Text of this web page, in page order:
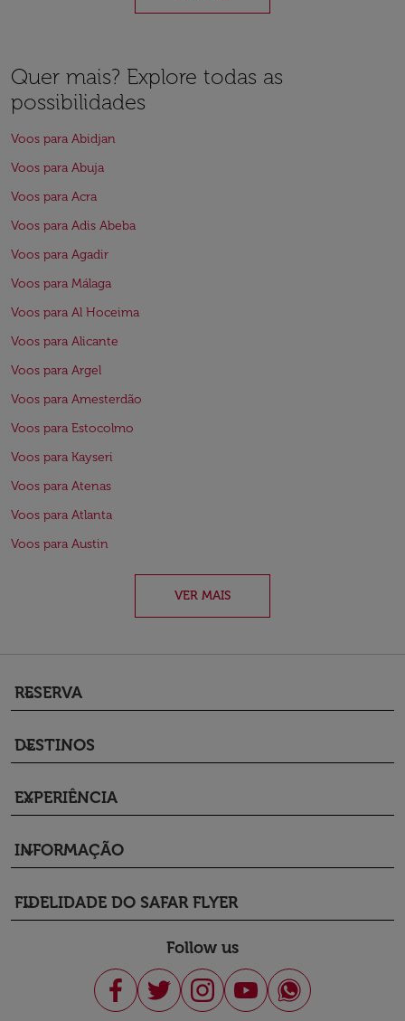
Quer mais? Explore todas as
possibilidades
Voos para Abidjan
Voos para Abuja
Voos para Acra
Voos para Adis Abeba
Voos para Agadir
Voos para Málaga
Voos para Al Hoceima
Voos para Alicante
Voos para Argel
Voos para Amesterdão
Voos para Estocolmo
Voos para Kayseri
Voos para Atenas
Voos para Atlanta
Voos para Austin
VER MAIS
RESERVA
keyboard_arrow_down
DESTINOS
keyboard_arrow_down
EXPERIÊNCIA
keyboard_arrow_down
INFORMAÇÃO
keyboard_arrow_down
FIDELIDADE DO SAFAR FLYER
keyboard_arrow_down
Follow us